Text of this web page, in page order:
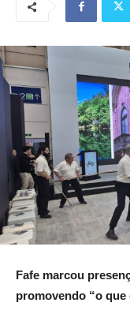
Fafe marcou
promovendo “o